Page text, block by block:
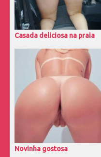
Casada deliciosa na praia
Novinha gostosa